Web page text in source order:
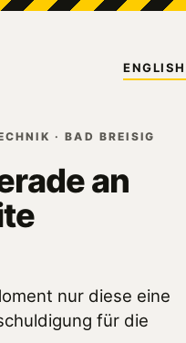
ENGLISH
· BAD BREISIG
an
nur diese eine
für die